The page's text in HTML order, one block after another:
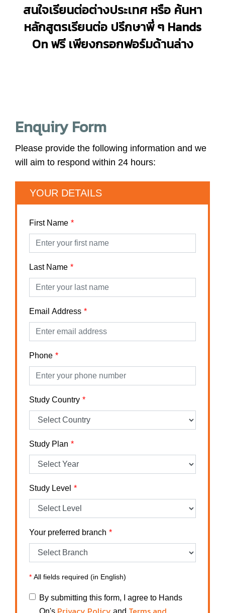
สนใจเรียนต่อต่างประเทศ หรือ ค้นหา
หลักสูตรเรียนต่อ ปรึกษาพี่ ๆ Hands
On ฟรี เพียงกรอกฟอร์มด้านล่าง
Enquiry Form
Please provide the following information and we
will aim to respond within 24 hours:
YOUR DETAILS
First Name
Last Name
Email Address
Phone
Study Country
Study Plan
Study Level
Your preferred branch
* All fields required (in English)
By submitting this form, I agree to Hands
On's
and